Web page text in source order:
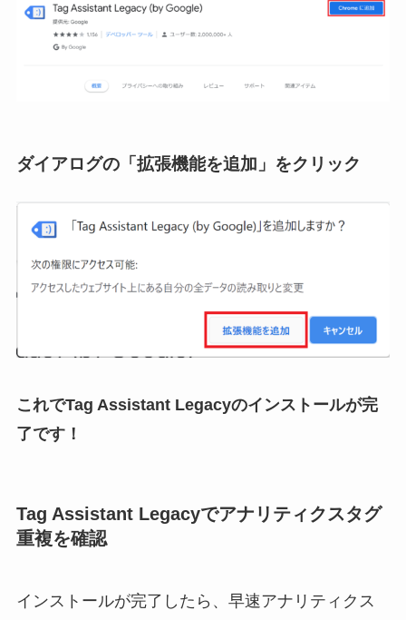
ダイアログの「拡張機能を追加」をクリック
これでTag Assistant Legacyのインストールが完
了です！
Tag Assistant Legacyでアナリティクスタグ
重複を確認
インストールが完了したら、早速アナリティクス